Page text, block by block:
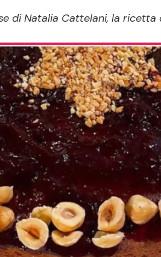
Mondo Mamma
Salute
Viaggi e Turismo
Festività
di Natalia Cattelani, la